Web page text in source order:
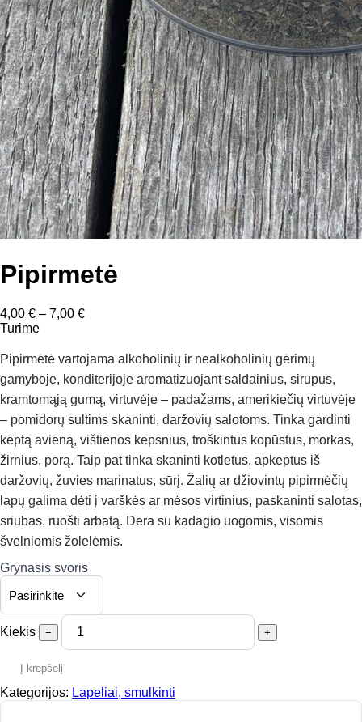
Pipirmetė
4,00 € – 7,00 €Price
through
7,00 €
Turime
Pipirmėtė vartojama alkoholinių ir nealkoholinių gėrimų
gamyboje, konditerijoje aromatizuojant saldainius, sirupus,
kramtomąją gumą, virtuvėje – padažams, amerikiečių virtuvėje
– pomidorų sultims skaninti, daržovių salotoms. Tinka gardinti
keptą avieną, vištienos kepsnius, troškintus kopūstus, morkas,
žirnius, porą. Taip pat tinka skaninti kotletus, apkeptus iš
daržovių, žuvies marinatus, sūrį. Žalių ar džiovintų pipirmėčių
lapų galima dėti į varškės ar mėsos virtinius, paskaninti salotas,
sriubas, ruošti arbatą. Dera su kadagio uogomis, visomis
švelniomis žolelėmis.
Grynasis svoris
Kiekis − +
Į krepšelį
Kategorijos: Lapeliai, smulkinti